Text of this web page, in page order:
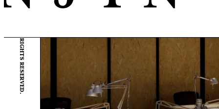
© ENJIN Inc. ALL RIGHTS RESERVED.